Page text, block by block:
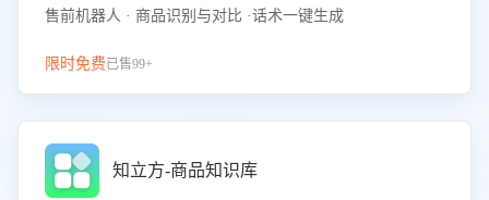
售前机器人 · 商品识别与对比 ·话术一键生成
限时免费已售99+
知立方-商品知识库